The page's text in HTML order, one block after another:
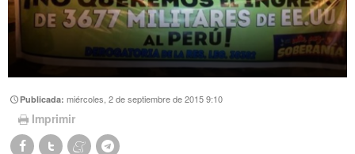
Publicada:miércoles, 2 de septiembre de 2015 9:10
Imprimir